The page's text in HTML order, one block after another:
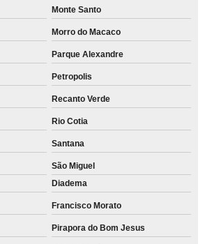
Monte Santo
Morro do Macaco
Parque Alexandre
Petropolis
Recanto Verde
Rio Cotia
Santana
São Miguel
Diadema
Francisco Morato
Pirapora do Bom Jesus